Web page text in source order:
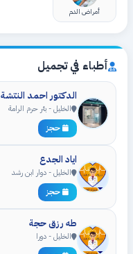
أمراض الدم
أطباء في تجميل
الدكتور احمد النتشة
الخليل - بئر حرم الرامة
حجز
اياد الجدع
الخليل - دوار ابن رشد
حجز
طه رزق حجة
الخليل - دورا